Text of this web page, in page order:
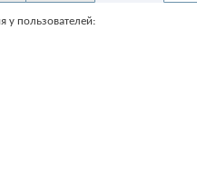
у пользователей: